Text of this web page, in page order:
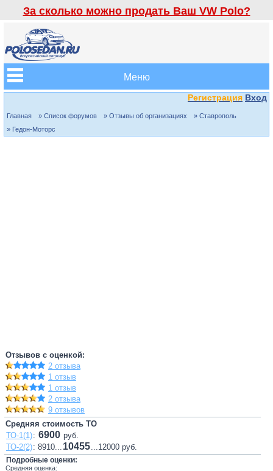
За сколько можно продать Ваш VW Polo?
Меню
Регистрация Вход
Главная » Список форумов » Отзывы об организациях
» Ставрополь
» Гедон-Моторс
Отзывов с оценкой:
2 отзыва
1 отзыв
1 отзыв
2 отзыва
9 отзывов
Средняя стоимость ТО
ТО-1(1): 6900 руб.
ТО-2(2): 8910... 10455...12000 руб.
Подробные оценки:
Средняя оценка: